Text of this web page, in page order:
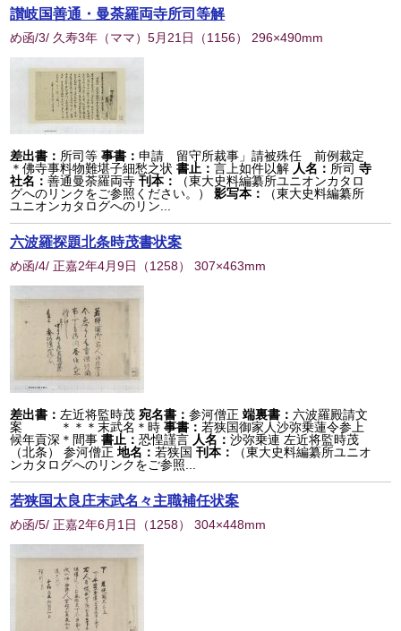
讃岐国善通・曼荼羅両寺所司等解
め函/3/ 久寿3年（ママ）5月21日 （1156） 296×490mm
差出書： 所司等 事書：申請 留守所裁事」請被殊任 前例裁定
＊佛寺事料物難堪子細愁之状 書止：言上如件以解 人名： 所司 寺
社名：善通曼荼羅両寺 刊本：
（東大史料編纂所ユニオンカタロ
グへのリンクをご参照ください。）
影写本：
（東大史料編纂所
ユニオンカタログへのリン...
六波羅探題北条時茂書状案
め函/4/ 正嘉2年4月9日 （1258） 307×463mm
差出書： 左近将監時茂 宛名書：参河僧正 端裏書：六波羅殿請文
案 ＊＊＊末武名＊時 事書：若狭国御家人沙弥乗蓮令参上
候年貢深＊間事 書止：恐惶謹言 人名：沙弥乗連 左近将監時茂
（北条） 参河僧正 地名：若狭国 刊本：
（東大史料編纂所ユニオ
ンカタログへのリンクをご参照...
若狭国太良庄末武名々主職補任状案
め函/5/ 正嘉2年6月1日 （1258） 304×448mm